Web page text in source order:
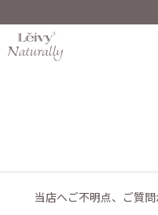
当店へご不明点、ご質